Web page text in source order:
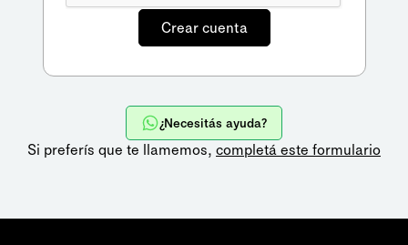
¿Necesitás ayuda?
Si preferís que te llamemos, completá este formulario